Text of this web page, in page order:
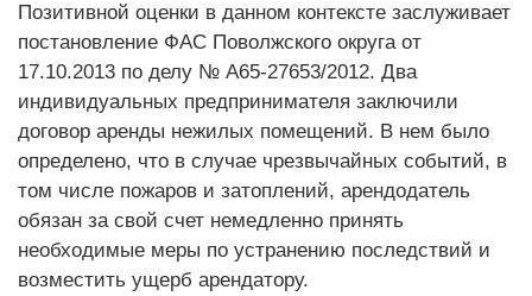
Позитивной оценки в данном контексте заслуживает
постановление ФАС Поволжского округа от
17.10.2013 по делу № А65-27653/2012. Два
индивидуальных предпринимателя заключили
договор аренды нежилых помещений. В нем было
определено, что в случае чрезвычайных событий, в
том числе пожаров и затоплений, арендодатель
обязан за свой счет немедленно принять
необходимые меры по устранению последствий и
возместить ущерб арендатору.